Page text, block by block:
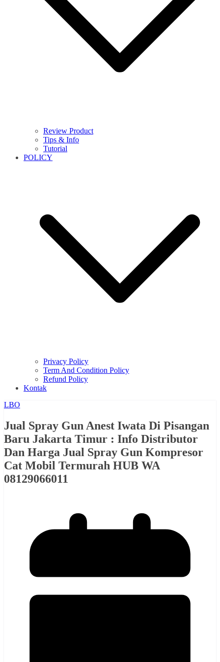
Review Product
Tips & Info
Tutorial
POLICY
Privacy Policy
Term And Condition Policy
Refund Policy
Kontak
LBO
Jual Spray Gun Anest Iwata Di Pisangan
Baru Jakarta Timur : Info Distributor
Dan Harga Jual Spray Gun Kompresor
Cat Mobil Termurah HUB WA
08129066011